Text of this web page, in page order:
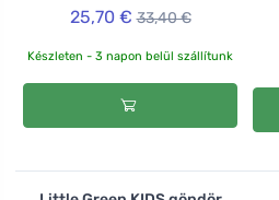
25,70 € 33,40 €
Készleten - 3 napon belül szállítunk